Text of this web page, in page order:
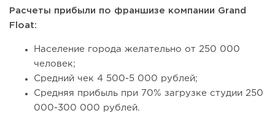
Расчеты прибыли по франшизе компании Grand
Float:
Население города желательно от 250 000
человек;
Средний чек 4 500-5 000 рублей;
Средняя прибыль при 70% загрузке студии 250
000-300 000 рублей.